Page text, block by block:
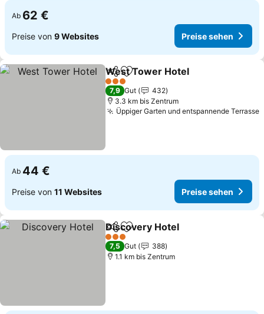
Ab 62 €
Preise von 9 Websites Preise sehen
TeilenZu Favoriten hinzufügen
West Tower Hotel
3 Sterne
7,9 Gut
432
3.3 km bis Zentrum
Üppiger Garten und entspannende Terrasse
Ab 44 €
Preise von 11 Websites Preise sehen
TeilenZu Favoriten hinzufügen
Discovery Hotel
3 Sterne
7,5 Gut
388
1.1 km bis Zentrum